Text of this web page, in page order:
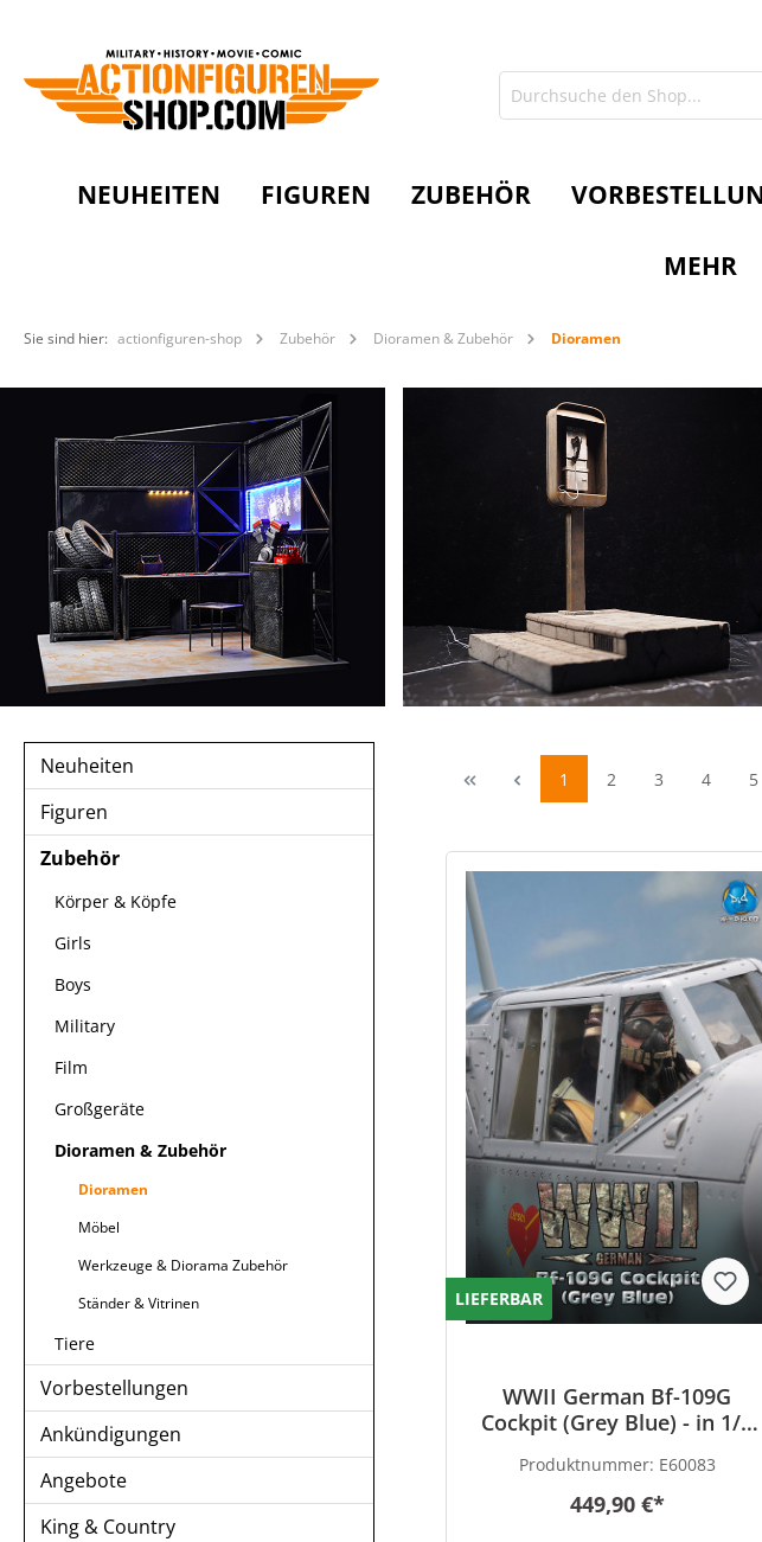
NEUHEITEN FIGUREN ZUBEHÖR
MEHR
Sie sind hier: actionfiguren-shop Zubehör Dioramen & Zubehör Dioramen
Neuheiten
Figuren
Zubehör
Körper & Köpfe
Girls
Boys
Military
Film
Großgeräte
Dioramen & Zubehör
Dioramen
Möbel
Werkzeuge & Diorama Zubehör
Ständer & Vitrinen
Tiere
Vorbestellungen
Ankündigungen
Angebote
King & Country
1 2 3 4 5
LIEFERBAR
WWII German Bf-109G
Cockpit (Grey Blue) - in 1/6
Produktnummer: E60083
449,90 €*